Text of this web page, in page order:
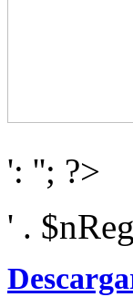
': ''; ?>
' .